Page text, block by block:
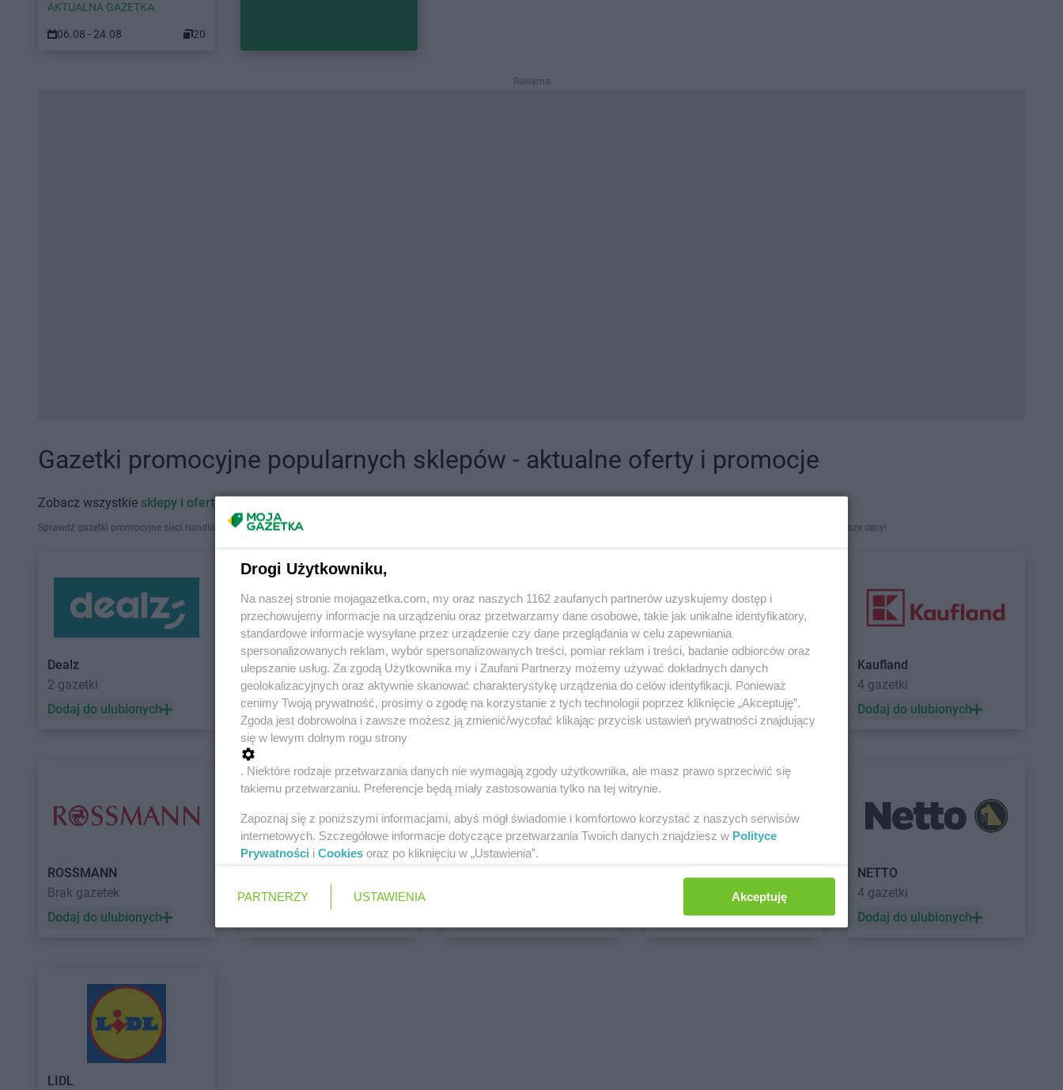
AKTUALNA GAZETKA
06.08 - 24.08 20
Reklama
Gazetki promocyjne popularnych sklepów - aktualne oferty i promocje
Zobacz wszystkie sklepy i oferty promocyjne
Sprawdź gazetki promocyjne sieci handlowych, które działają w Polsce. Znajdziesz tutaj sklepy należące do lokalnych sieci oraz duże, znane super- i hipermarkety. Najlepsze promocje i najniższe ceny!
Dealz
2 gazetki
Dodaj do ulubionych
POLOmarket
11 gazetek
Dodaj do ulubionych
PEPCO
1 gazetka
Dodaj do ulubionych
dino
1 gazetka
Dodaj do ulubionych
Kaufland
4 gazetki
Dodaj do ulubionych
ROSSMANN
Brak gazetek
Dodaj do ulubionych
5 gazetek
Dodaj do ulubionych
NETTO
4 gazetki
Dodaj do ulubionych
LIDL
Drogi Użytkowniku,
Na naszej stronie mojagazetka.com, my oraz naszych 1162 zaufanych partnerów uzyskujemy dostęp i
przechowujemy informacje na urządzeniu oraz przetwarzamy dane osobowe, takie jak unikalne identyfikatory,
standardowe informacje wysyłane przez urządzenie czy dane przeglądania w celu zapewniania
spersonalizowanych reklam, wybór spersonalizowanych treści, pomiar reklam i treści, badanie odbiorców oraz
ulepszanie usług. Za zgodą Użytkownika my i Zaufani Partnerzy możemy używać dokładnych danych
geolokalizacyjnych oraz aktywnie skanować charakterystykę urządzenia do celów identyfikacji. Ponieważ
cenimy Twoją prywatność, prosimy o zgodę na korzystanie z tych technologii poprzez kliknięcie „Akceptuję”.
Zgoda jest dobrowolna i zawsze możesz ją zmienić/wycofać klikając przycisk ustawień prywatności znajdujący
się w lewym dolnym rogu strony
. Niektóre rodzaje przetwarzania danych nie wymagają zgody użytkownika, ale masz prawo sprzeciwić się
takiemu przetwarzaniu. Preferencje będą miały zastosowania tylko na tej witrynie.
Zapoznaj się z poniższymi informacjami, abyś mógł świadomie i komfortowo korzystać z naszych serwisów
internetowych. Szczegółowe informacje dotyczące przetwarzania Twoich danych znajdziesz w Polityce
Prywatności i Cookies oraz po kliknięciu w „Ustawienia”.
PARTNERZY USTAWIENIA Akceptuję